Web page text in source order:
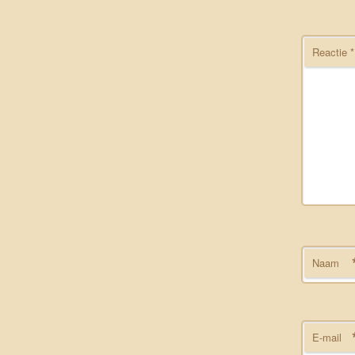
Reactie *
Naam
E-mail